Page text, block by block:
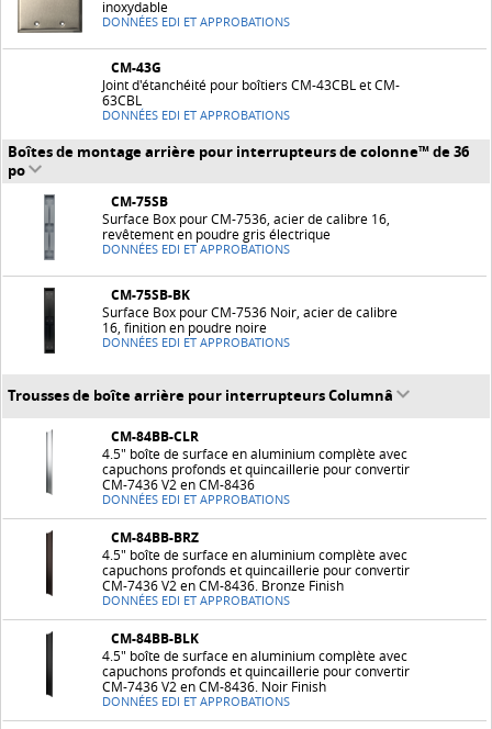
inoxydable
DONNÉES EDI ET APPROBATIONS
CM-43G
Joint d'étanchéité pour boîtiers CM-43CBL et CM-
63CBL
DONNÉES EDI ET APPROBATIONS
Boîtes de montage arrière pour interrupteurs de colonne™ de 36
po
CM-75SB
Surface Box pour CM-7536, acier de calibre 16,
revêtement en poudre gris électrique
DONNÉES EDI ET APPROBATIONS
CM-75SB-BK
Surface Box pour CM-7536 Noir, acier de calibre
16, finition en poudre noire
DONNÉES EDI ET APPROBATIONS
Trousses de boîte arrière pour interrupteurs Columnâ
CM-84BB-CLR
4.5" boîte de surface en aluminium complète avec
capuchons profonds et quincaillerie pour convertir
CM-7436 V2 en CM-8436
DONNÉES EDI ET APPROBATIONS
CM-84BB-BRZ
4.5" boîte de surface en aluminium complète avec
capuchons profonds et quincaillerie pour convertir
CM-7436 V2 en CM-8436. Bronze Finish
DONNÉES EDI ET APPROBATIONS
CM-84BB-BLK
4.5" boîte de surface en aluminium complète avec
capuchons profonds et quincaillerie pour convertir
CM-7436 V2 en CM-8436. Noir Finish
DONNÉES EDI ET APPROBATIONS